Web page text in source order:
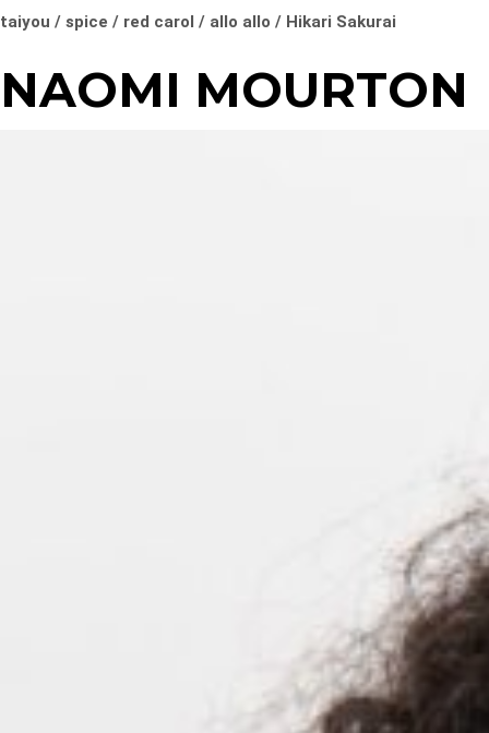
taiyou / spice / red carol / allo allo / Hikari Sakurai
NAOMI MOURTON